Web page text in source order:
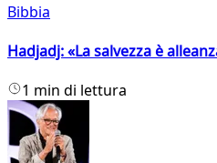
Bibbia
Hadjadj: «La salvezza è
1 min di lettura